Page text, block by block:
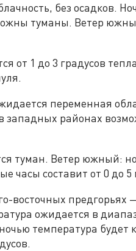
без осадков.
туманы. Ветер
от 1 до 3 градусов
переменная
западных районах
туман. Ветер южный:
часы составит от 0 до 5
восточных предгорьях
ожидается в
температура будет